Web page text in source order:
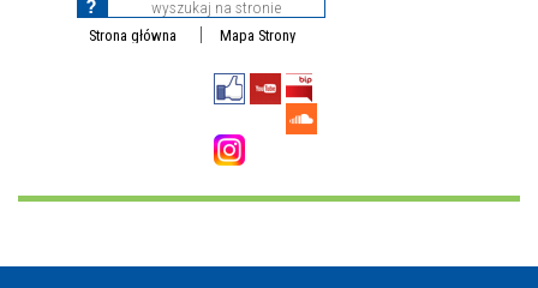
Strona główna Mapa Strony